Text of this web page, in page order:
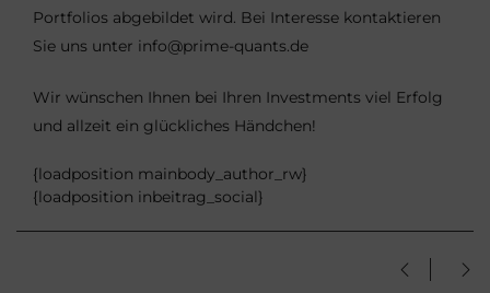
Portfolios abgebildet wird. Bei Interesse kontaktieren
Sie uns unter info@prime-quants.de
Wir wünschen Ihnen bei Ihren Investments viel Erfolg
und allzeit ein glückliches Händchen!
{loadposition mainbody_author_rw}
{loadposition inbeitrag_social}